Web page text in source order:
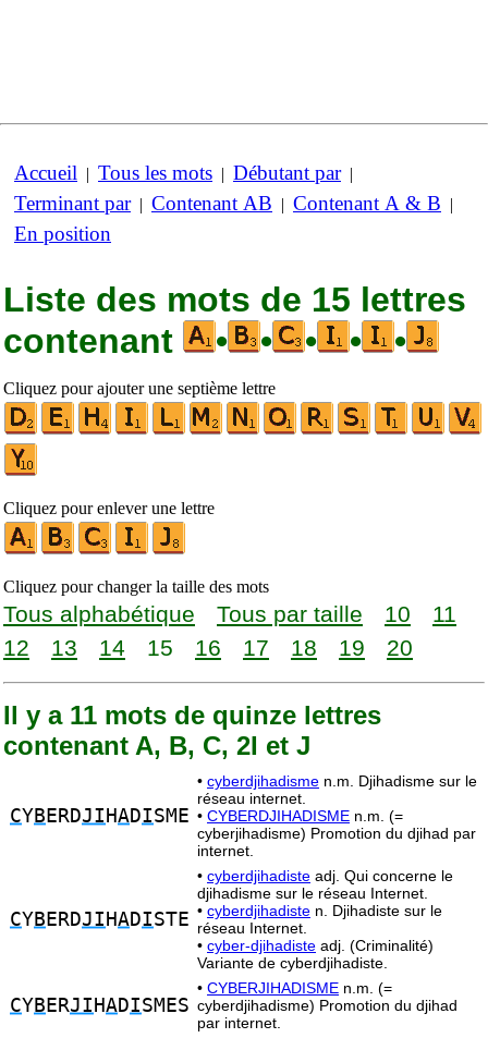
Accueil | Tous les mots | Débutant par|
Terminant par| Contenant AB | Contenant A & B |
En position
Liste des mots de 15 lettres
contenant
• • • • •
Cliquez pour ajouter une septième lettre
Cliquez pour enlever une lettre
Cliquez pour changer la taille des mots
Tous alphabétique Tous par taille 10
11
12
13 14 15 16 17 18 19 20
Il y a 11 mots de quinze lettres
contenant A, B, C, 2I et J
CYB ERDJI HADISME
• cyberdjihadisme n.m. Djihadisme sur le
réseau internet.
• CYBERDJIHADISME n.m. (=
cyberjihadisme) Promotion du djihad par
internet.
CYB ERDJI HADISTE
• cyberdjihadiste adj. Qui concerne le
djihadisme sur le réseau Internet.
• cyberdjihadiste n. Djihadiste sur le
réseau Internet.
• cyber-djihadiste adj. (Criminalité)
Variante de cyberdjihadiste.
CYB ERJI HADISMES
• CYBERJIHADISME n.m. (=
cyberdjihadisme) Promotion du djihad
par internet.